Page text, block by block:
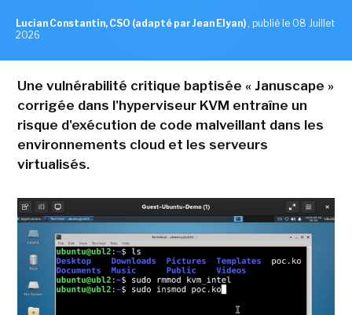
Lucian Constantin, CSO (adapté par Jean Elyan) , publié le 08 Juillet
2026
Une vulnérabilité critique baptisée « Januscape »
corrigée dans l'hyperviseur KVM entraîne un
risque d'exécution de code malveillant dans les
environnements cloud et les serveurs
virtualisés.